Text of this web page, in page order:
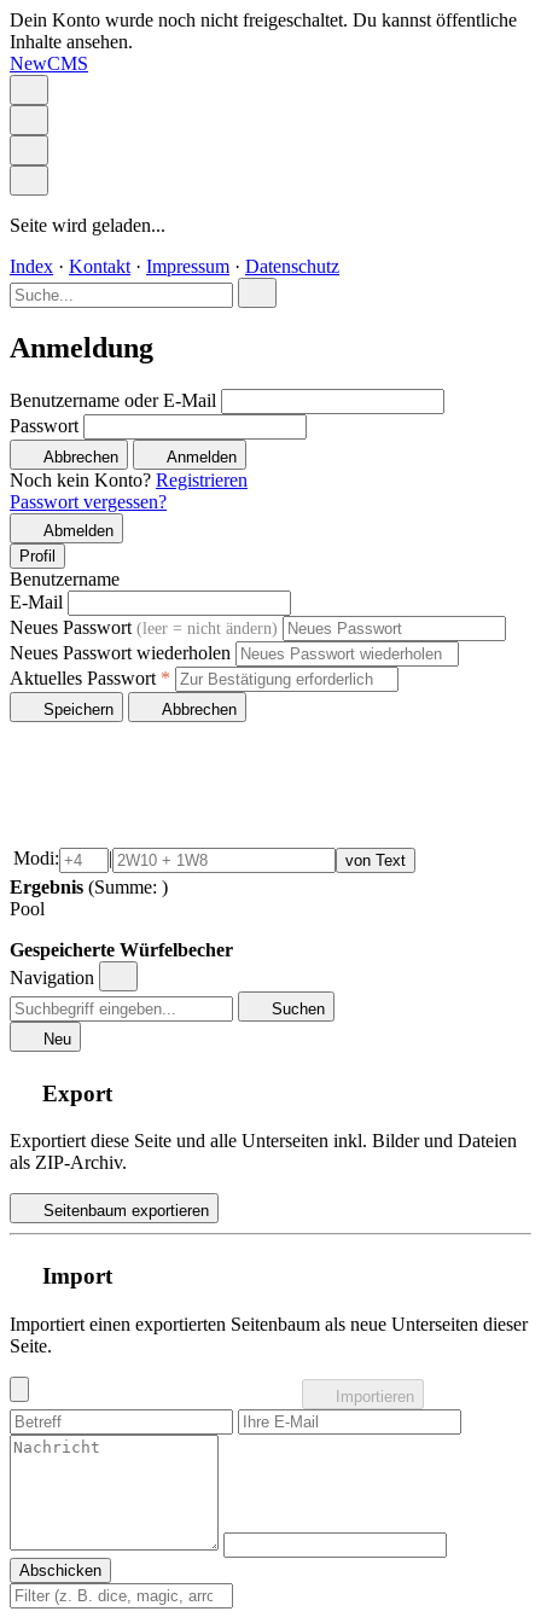
Dein Konto wurde noch nicht freigeschaltet. Du kannst öffentliche
Inhalte ansehen.
NewCMS
Seite wird geladen...
Index · Kontakt · Impressum · Datenschutz
Anmeldung
Benutzername oder E-Mail
Passwort
Abbrechen Anmelden
Noch kein Konto? Registrieren
Passwort vergessen?
Abmelden
Profil
Benutzername
E-Mail
Neues Passwort (leer = nicht ändern)
Neues Passwort wiederholen
Aktuelles Passwort *
Speichern Abbrechen
Modi: | von Text
Ergebnis (Summe: )
Pool
Gespeicherte Würfelbecher
Navigation
Suchen
Neu
Export
Exportiert diese Seite und alle Unterseiten inkl. Bilder und Dateien
als ZIP-Archiv.
Seitenbaum exportieren
Import
Importiert einen exportierten Seitenbaum als neue Unterseiten dieser
Seite.
Importieren
Abschicken